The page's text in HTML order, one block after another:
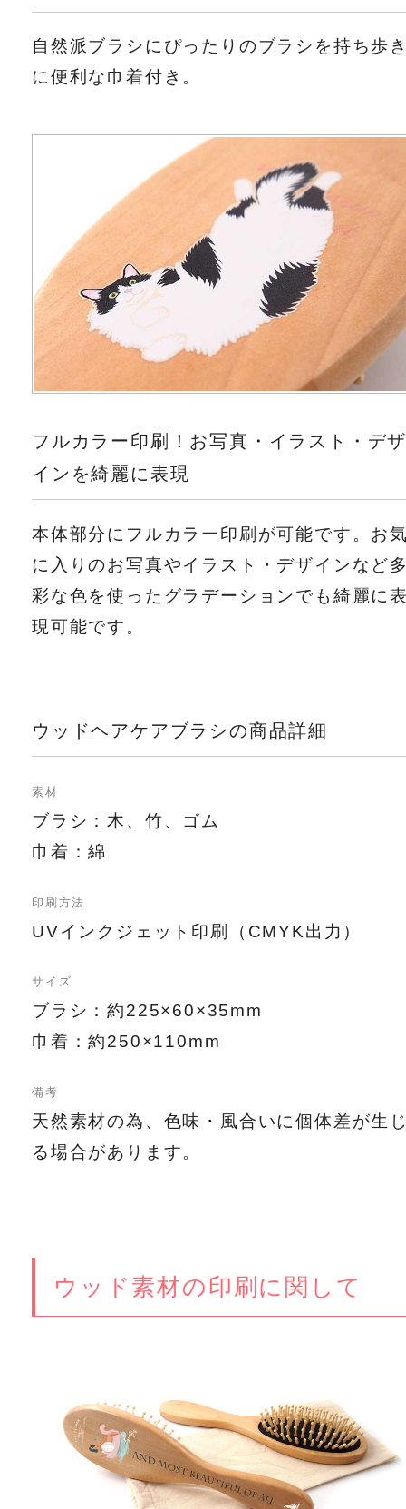
自然派ブラシにぴったりのブラシを持ち歩
に便利な巾着付き。
フルカラー印刷！お写真・イラスト・デ
インを綺麗に表現
本体部分にフルカラー印刷が可能です。お
に入りのお写真やイラスト・デザインなど
彩な色を使ったグラデーションでも綺麗に
現可能です。
ウッドヘアケアブラシの商品詳細
素材
ブラシ：木、竹、ゴム
巾着：綿
印刷方法
UVインクジェット印刷（CMYK出力）
サイズ
ブラシ：約225×60×35mm
巾着：約250×110mm
備考
天然素材の為、色味・風合いに個体差が生
る場合があります。
ウッド素材の印刷に関して